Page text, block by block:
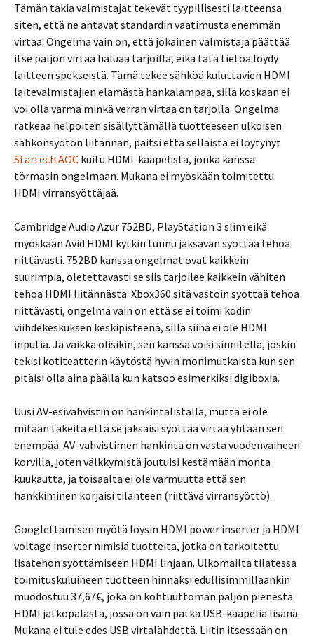
Tämän takia valmistajat tekevät tyypillisesti laitteensa
siten, että ne antavat standardin vaatimusta enemmän
virtaa. Ongelma vain on, että jokainen valmistaja päättää
itse paljon virtaa haluaa tarjoilla, eikä tätä tietoa löydy
laitteen spekseistä. Tämä tekee sähköä kuluttavien HDMI
laitevalmistajien elämästä hankalampaa, sillä koskaan ei
voi olla varma minkä verran virtaa on tarjolla. Ongelma
ratkeaa helpoiten sisällyttämällä tuotteeseen ulkoisen
sähkönsyötön liitännän, paitsi että sellaista ei löytynyt
Startech AOC kuitu HDMI-kaapelista, jonka kanssa
törmäsin ongelmaan. Mukana ei myöskään toimitettu
HDMI virransyöttäjää.
Cambridge Audio Azur 752BD, PlayStation 3 slim eikä
myöskään Avid HDMI kytkin tunnu jaksavan syöttää tehoa
riittävästi. 752BD kanssa ongelmat ovat kaikkein
suurimpia, oletettavasti se siis tarjoilee kaikkein vähiten
tehoa HDMI liitännästä. Xbox360 sitä vastoin syöttää tehoa
riittävästi, ongelma vain on että se ei toimi kodin
viihdekeskuksen keskipisteenä, sillä siinä ei ole HDMI
inputia. Ja vaikka olisikin, sen kanssa voisi sinnitellä, joskin
tekisi kotiteatterin käytöstä hyvin monimutkaista kun sen
pitäisi olla aina päällä kun katsoo esimerkiksi digiboxia.
Uusi AV-esivahvistin on hankintalistalla, mutta ei ole
mitään takeita että se jaksaisi syöttää virtaa yhtään sen
enempää. AV-vahvistimen hankinta on vasta vuodenvaiheen
korvilla, joten välkkymistä joutuisi kestämään monta
kuukautta, ja toisaalta ei ole varmuutta että sen
hankkiminen korjaisi tilanteen (riittävä virransyöttö).
Googlettamisen myötä löysin HDMI power inserter ja HDMI
voltage inserter nimisiä tuotteita, jotka on tarkoitettu
lisätehon syöttämiseen HDMI linjaan. Ulkomailta tilatessa
toimituskuluineen tuotteen hinnaksi edullisimmillaankin
muodostuu 37,67€, joka on kohtuuttoman paljon pienestä
HDMI jatkopalasta, jossa on vain pätkä USB-kaapelia lisänä.
Mukana ei tule edes USB virtalähdettä. Liitin itsessään on